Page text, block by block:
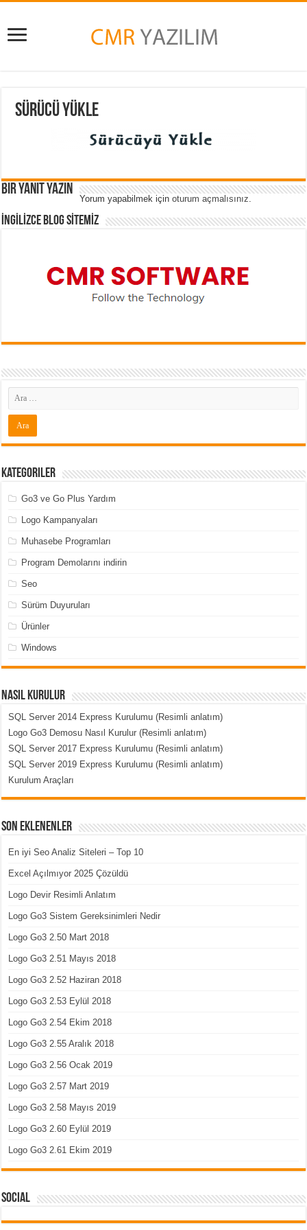
Sürücü Yükle
Bir yanıt yazın
Yorum yapabilmek içinoturum açmalısınız.
İNGİLİZCE BLOG SİTEMİZ
Kategoriler
Go3 ve Go Plus Yardım
Logo Kampanyaları
Muhasebe Programları
Program Demolarını indirin
Seo
Sürüm Duyuruları
Ürünler
Windows
Nasıl Kurulur
SQL Server 2014 Express Kurulumu (Resimli anlatım)
Logo Go3 Demosu Nasıl Kurulur (Resimli anlatım)
SQL Server 2017 Express Kurulumu (Resimli anlatım)
SQL Server 2019 Express Kurulumu (Resimli anlatım)
Kurulum Araçları
Son Eklenenler
En iyi Seo Analiz Siteleri – Top 10
Excel Açılmıyor 2025 Çözüldü
Logo Devir Resimli Anlatım
Logo Go3 Sistem Gereksinimleri Nedir
Logo Go3 2.50 Mart 2018
Logo Go3 2.51 Mayıs 2018
Logo Go3 2.52 Haziran 2018
Logo Go3 2.53 Eylül 2018
Logo Go3 2.54 Ekim 2018
Logo Go3 2.55 Aralık 2018
Logo Go3 2.56 Ocak 2019
Logo Go3 2.57 Mart 2019
Logo Go3 2.58 Mayıs 2019
Logo Go3 2.60 Eylül 2019
Logo Go3 2.61 Ekim 2019
Social